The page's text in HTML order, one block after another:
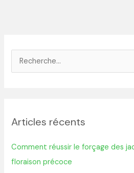
e
c
h
Articles récents
Comment réussir le forçage des
floraison précoce